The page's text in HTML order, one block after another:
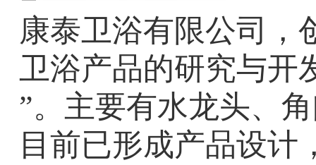
康泰卫浴有限公司，
卫浴产品的研究与开
”。主要有水龙头、
目前已形成产品设计